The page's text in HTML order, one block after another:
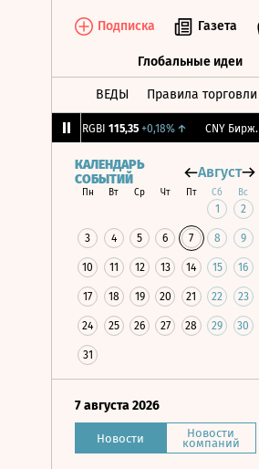
Подписка Газета
Глобальные идеи
ВЕДЫ Правила торговли
RGBI 115,35 +0,18%↑ CNY Бирж. 0
КАЛЕНДАРЬ
СОБЫТИЙ
Август
Пн Вт Ср Чт Пт Сб Вс
1 2
3 4 5 6 7 8 9
10 11 12 13 14 15 16
17 18 19 20 21 22 23
24 25 26 27 28 29 30
31
7 августа 2026
Новости Новости
компаний